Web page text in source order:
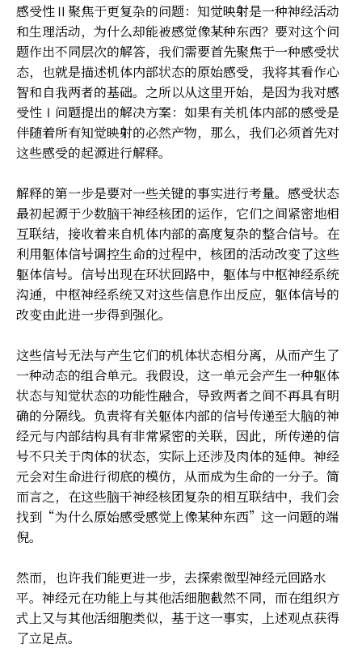
感受性Ⅱ聚焦于更复杂的问题：知觉映射是一种神经活动
和生理活动，为什么却能被感觉像某种东西？要对这个问
题作出不同层次的解答，我们需要首先聚焦于一种感受状
态，也就是描述机体内部状态的原始感受，我将其看作心
智和自我两者的基础。之所以从这里开始，是因为我对感
受性Ⅰ问题提出的解决方案：如果有关机体内部的感受是
伴随着所有知觉映射的必然产物，那么，我们必须首先对
这些感受的起源进行解释。
解释的第一步是要对一些关键的事实进行考量。感受状态
最初起源于少数脑干神经核团的运作，它们之间紧密地相
互联结，接收着来自机体内部的高度复杂的整合信号。在
利用躯体信号调控生命的过程中，核团的活动改变了这些
躯体信号。信号出现在环状回路中，躯体与中枢神经系统
沟通，中枢神经系统又对这些信息作出反应，躯体信号的
改变由此进一步得到强化。
这些信号无法与产生它们的机体状态相分离，从而产生了
一种动态的组合单元。我假设，这一单元会产生一种躯体
状态与知觉状态的功能性融合，导致两者之间不再具有明
确的分隔线。负责将有关躯体内部的信号传递至大脑的神
经元与内部结构具有非常紧密的关联，因此，所传递的信
号不只关于肉体的状态，实际上还涉及肉体的延伸。神经
元会对生命进行彻底的模仿，从而成为生命的一分子。简
而言之，在这些脑干神经核团复杂的相互联结中，我们会
找到“为什么原始感受感觉上像某种东西”这一问题的端
倪。
然而，也许我们能更进一步，去探索微型神经元回路水
平。神经元在功能上与其他活细胞截然不同，而在组织方
式上又与其他活细胞类似，基于这一事实，上述观点获得
了立足点。